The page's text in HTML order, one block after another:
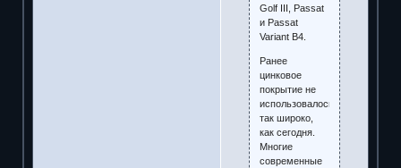
Golf III, Passat
и Passat
Variant B4.
Ранее
цинковое
покрытие не
использовалось
так широко,
как сегодня.
Многие
современные